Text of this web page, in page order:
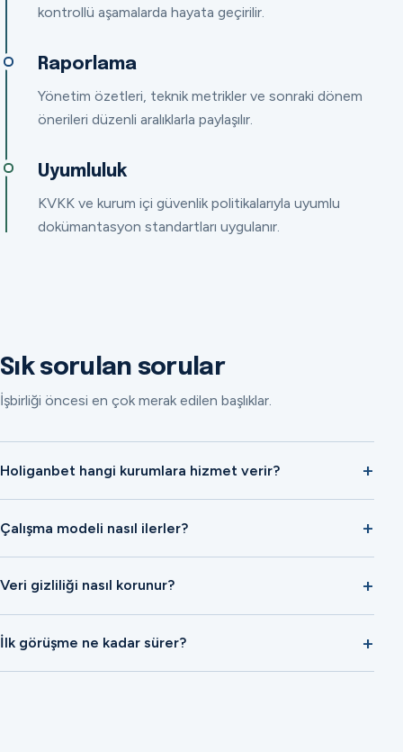
kontrollü aşamalarda hayata geçirilir.
Raporlama
Yönetim özetleri, teknik metrikler ve sonraki dönem
önerileri düzenli aralıklarla paylaşılır.
Uyumluluk
KVKK ve kurum içi güvenlik politikalarıyla uyumlu
dokümantasyon standartları uygulanır.
Sık sorulan sorular
İşbirliği öncesi en çok merak edilen başlıklar.
Holiganbet hangi kurumlara hizmet verir?
Çalışma modeli nasıl ilerler?
Veri gizliliği nasıl korunur?
İlk görüşme ne kadar sürer?